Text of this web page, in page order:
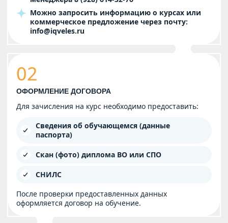
Можно запросить информацию о курсах или
коммерческое предложение через почту:
info@iqveles.ru
02
ОФОРМЛЕНИЕ ДОГОВОРА
Для зачисления на курс необходимо предоставить:
Сведения об обучающемся (данные
паспорта)
Скан (фото) диплома ВО или СПО
СНИЛС
После проверки предоставленных данных
оформляется договор на обучение.